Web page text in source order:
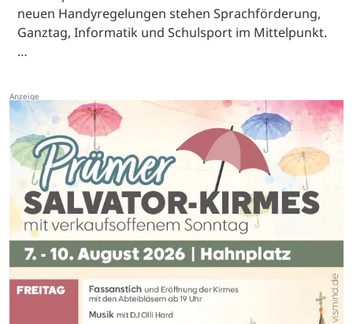
neuen Handyregelungen stehen Sprachförderung,
Ganztag, Informatik und Schulsport im Mittelpunkt.
…